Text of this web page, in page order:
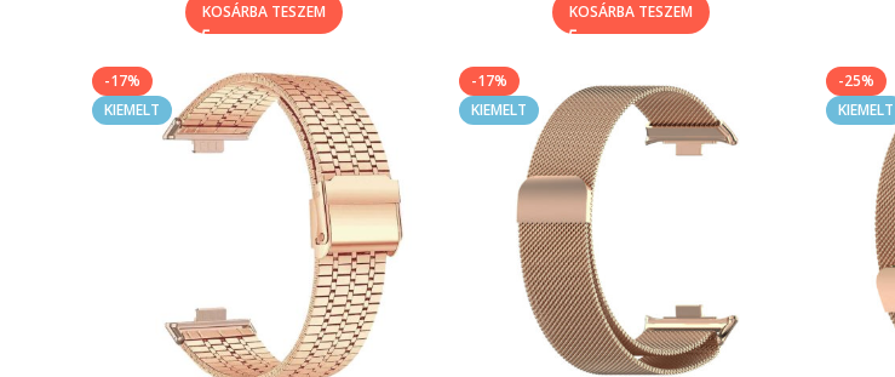
KOSÁRBA TESZEM KOSÁRBA TESZEM
-17%
KIEMELT
-17%
KIEMELT
-25%
KIEMELT